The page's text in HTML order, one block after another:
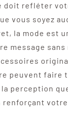
doit refléter
vous soyez
la mode est
message sans
peuvent faire
perception
renforçant